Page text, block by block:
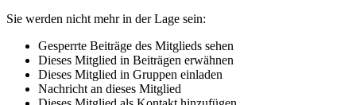
Sie werden nicht mehr in der Lage sein:
Gesperrte Beiträge des Mitglieds sehen
Dieses Mitglied in Beiträgen erwähnen
Dieses Mitglied in Gruppen einladen
Nachricht an dieses Mitglied